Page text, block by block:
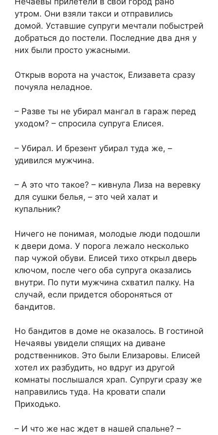
утром. Они взяли такси и отправились
домой. Уставшие супруги мечтали побыстрей
добраться до постели. Последние два дня у
них были просто ужасными.
Открыв ворота на участок, Елизавета сразу
почуяла неладное.
– Разве ты не убирал мангал в гараж перед
уходом? – спросила супруга Елисея.
– Убирал. И брезент убирал туда же, –
удивился мужчина.
– А это что такое? – кивнула Лиза на веревку
для сушки белья, – это чей халат и
купальник?
Ничего не понимая, молодые люди подошли
к двери дома. У порога лежало несколько
пар чужой обуви. Елисей тихо открыл дверь
ключом, после чего оба супруга оказались
внутри. По пути мужчина схватил палку. На
случай, если придется обороняться от
бандитов.
Но бандитов в доме не оказалось. В гостиной
Нечаявы увидели спящих на диване
родственников. Это были Елизаровы. Елисей
хотел их разбудить, но вдруг из другой
комнаты послышался храп. Супруги сразу же
направились туда. На кровати спали
Приходько.
– И что же нас ждет в нашей спальне? –